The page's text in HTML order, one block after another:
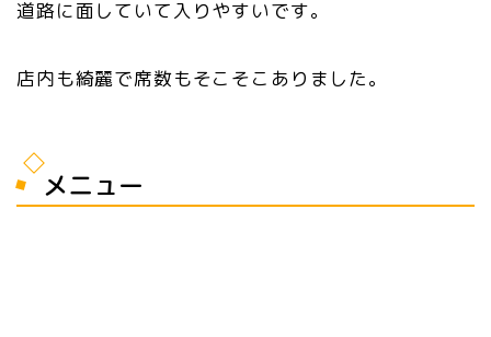
道路に面していて入りやすいです。
店内も綺麗で席数もそこそこありました。
メニュー